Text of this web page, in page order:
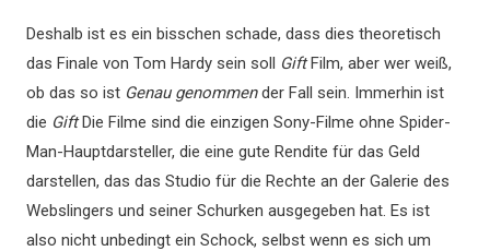
Deshalb ist es ein bisschen schade, dass dies theoretisch
das Finale von Tom Hardy sein soll GiftFilm, aber wer weiß,
ob das so ist Genau genommender Fall sein. Immerhin ist
die GiftDie Filme sind die einzigen Sony-Filme ohne Spider-
Man-Hauptdarsteller, die eine gute Rendite für das Geld
darstellen, das das Studio für die Rechte an der Galerie des
Webslingers und seiner Schurken ausgegeben hat. Es ist
also nicht unbedingt ein Schock, selbst wenn es sich um